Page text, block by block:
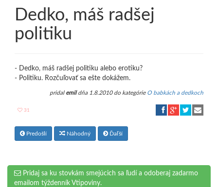
Dedko, máš radšej
politiku
- Dedko, máš radšej politiku alebo erotiku?
- Politiku. Rozčuľovať sa ešte dokážem.
pridal emildňa 1.8.2010 do kategórie O babkách a dedkoch
31
Predošlí Náhodný Ďaľší
Pridaj sa ku stovkám smejúcich sa ľudí a odoberaj zadarmo
emailom týždenník Vtipoviny.